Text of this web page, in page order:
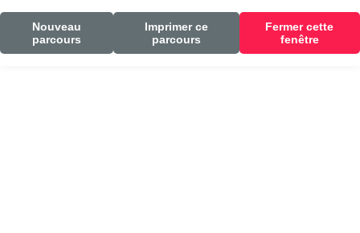
Nouveau
parcours
Imprimer ce
parcours
Fermer cette
fenêtre